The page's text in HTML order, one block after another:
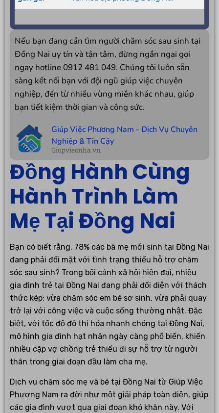
Nếu bạn đang cần tìm người chăm sóc sau sinh tại
Đồng Nai uy tín và tận tâm, đừng ngần ngại gọi
ngay hotline 0912 481 049. Chúng tôi luôn sẵn
sàng kết nối bạn với đội ngũ giúp việc chuyên
nghiệp, đến từ nhiều vùng miền khác nhau, giúp
bạn tiết kiệm thời gian và công sức.
Giúp Việc Phương Nam - Dịch Vụ Chuyên
Nghiệp & Tin Cậy
Giupviecnha.vn
Đồng Hành Cùng
Hành Trình Làm
Mẹ Tại Đồng Nai
Bạn có biết rằng, 78% các bà mẹ mới sinh tại Đồng Nai
đang phải đối mặt với tình trạng thiếu hỗ trợ chăm
sóc sau sinh? Trong bối cảnh xã hội hiện đại, nhiều
gia đình trẻ tại Đồng Nai đang phải đối diện với thách
thức kép: vừa chăm sóc em bé sơ sinh, vừa phải quay
trở lại với công việc và cuộc sống thường nhật. Đặc
biệt, với tốc độ đô thị hóa nhanh chóng tại Đồng Nai,
mô hình gia đình hạt nhân ngày càng phổ biến, khiến
nhiều cặp vợ chồng trẻ thiếu đi sự hỗ trợ từ người
thân trong giai đoạn đầu làm cha mẹ.
Dịch vụ chăm sóc mẹ và bé tại Đồng Nai từ Giúp Việc
Phương Nam ra đời như một giải pháp toàn diện, giúp
các gia đình vượt qua giai đoạn khó khăn này. Với